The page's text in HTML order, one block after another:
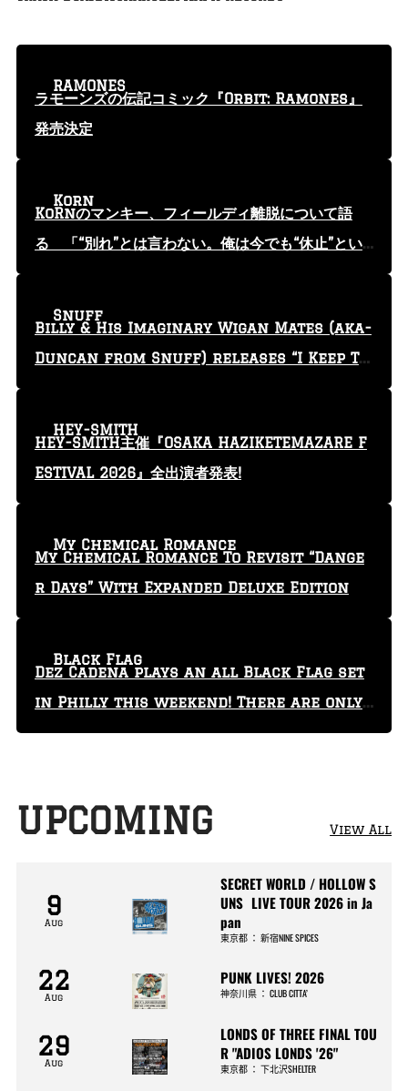
ラモーンズの伝記コミック『Orbit: Ramones』
発売決定
RAMONES
KoRnのマンキー、フィールディ離脱について語
る 「“別れ”とは言わない。俺は今でも“休止”とい
Korn
Billy & His Imaginary Wigan Mates (aka-
Duncan from Snuff) releases “I Keep Tr
Snuff
HEY-SMITH主催『OSAKA HAZIKETEMAZARE F
ESTIVAL 2026』全出演者発表!
HEY-SMITH
My Chemical Romance To Revisit “Dange
r Days” With Expanded Deluxe Edition
My Chemical Romance
Dez Cadena plays an all Black Flag set
in Philly this weekend! There are only
29 tickets left!
Black Flag
UPCOMING View All
9
Aug
SECRET WORLD / HOLLOW S
UNS LIVE TOUR 2026 in Ja
pan
東京都 ：新宿NINE SPICES
22
Aug
PUNK LIVES! 2026
神奈川県 ：CLUB CITTA’
29
Aug
LONDS OF THREE FINAL TOU
R "ADIOS LONDS '26"
東京都 ：下北沢SHELTER